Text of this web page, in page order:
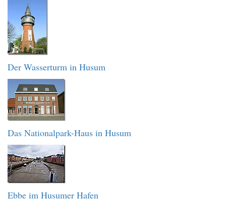
Der Wasserturm in Husum
Das Nationalpark-Haus in Husum
Ebbe im Husumer Hafen